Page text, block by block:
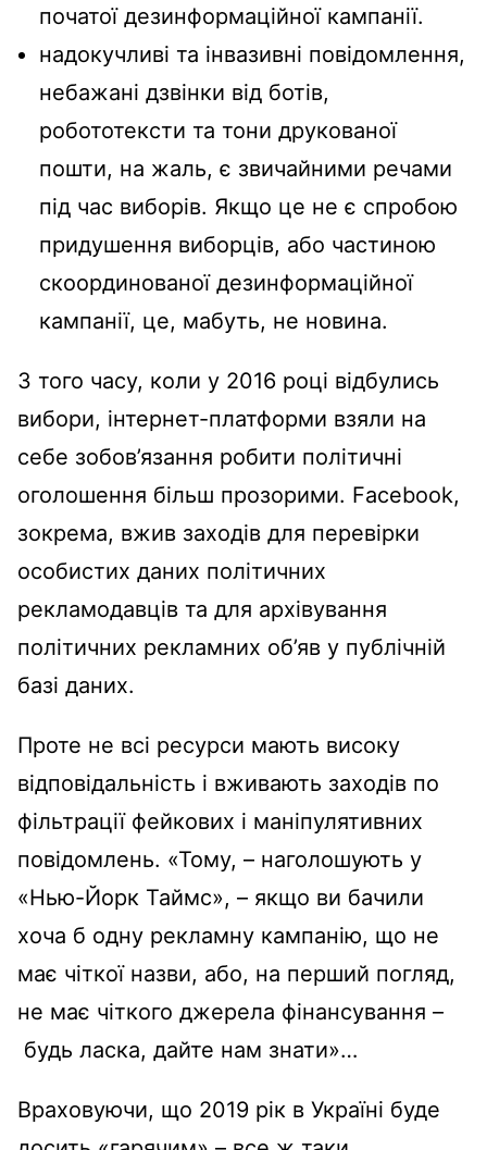
початої дезинформаційної кампанії.
надокучливі та інвазивні повідомлення,
небажані дзвінки від ботів,
робототексти та тони друкованої
пошти, на жаль, є звичайними речами
під час виборів. Якщо це не є спробою
придушення виборців, або частиною
скоординованої дезинформаційної
кампанії, це, мабуть, не новина.
З того часу, коли у 2016 році відбулись
вибори, інтернет-платформи взяли на
себе зобов’язання робити політичні
оголошення більш прозорими. Facebook,
зокрема, вжив заходів для перевірки
особистих даних політичних
рекламодавців та для архівування
політичних рекламних об’яв у публічній
базі даних.
Проте не всі ресурси мають високу
відповідальність і вживають заходів по
фільтрації фейкових і маніпулятивних
повідомлень. «Тому, – наголошують у
«Нью-Йорк Таймс», – якщо ви бачили
хоча б одну рекламну кампанію, що не
має чіткої назви, або, на перший погляд,
не має чіткого джерела фінансування –
будь ласка, дайте нам знати»…
Враховуючи, що 2019 рік в Україні буде